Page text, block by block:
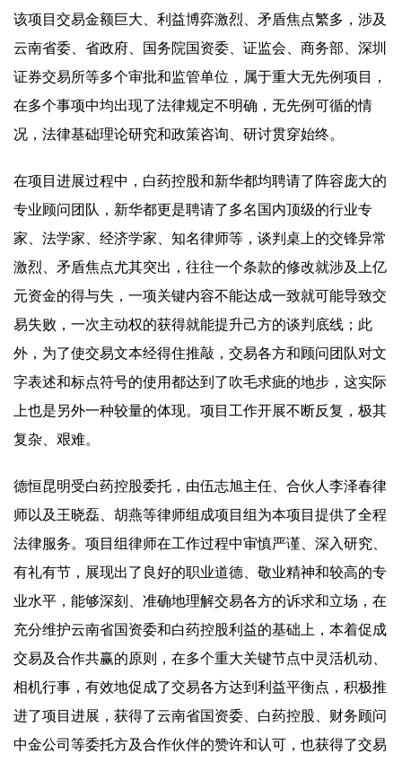
该项目交易金额巨大、利益博弈激烈、矛盾焦点繁多，涉及
云南省委、省政府、国务院国资委、证监会、商务部、深圳
证券交易所等多个审批和监管单位，属于重大无先例项目，
在多个事项中均出现了法律规定不明确，无先例可循的情
况，法律基础理论研究和政策咨询、研讨贯穿始终。
在项目进展过程中，白药控股和新华都均聘请了阵容庞大的
专业顾问团队，新华都更是聘请了多名国内顶级的行业专
家、法学家、经济学家、知名律师等，谈判桌上的交锋异常
激烈、矛盾焦点尤其突出，往往一个条款的修改就涉及上亿
元资金的得与失，一项关键内容不能达成一致就可能导致交
易失败，一次主动权的获得就能提升己方的谈判底线；此
外，为了使交易文本经得住推敲，交易各方和顾问团队对文
字表述和标点符号的使用都达到了吹毛求疵的地步，这实际
上也是另外一种较量的体现。项目工作开展不断反复，极其
复杂、艰难。
德恒昆明受白药控股委托，由伍志旭主任、合伙人李泽春律
师以及王晓磊、胡燕等律师组成项目组为本项目提供了全程
法律服务。项目组律师在工作过程中审慎严谨、深入研究、
有礼有节，展现出了良好的职业道德、敬业精神和较高的专
业水平，能够深刻、准确地理解交易各方的诉求和立场，在
充分维护云南省国资委和白药控股利益的基础上，本着促成
交易及合作共赢的原则，在多个重大关键节点中灵活机动、
相机行事，有效地促成了交易各方达到利益平衡点，积极推
进了项目进展，获得了云南省国资委、白药控股、财务顾问
中金公司等委托方及合作伙伴的赞许和认可，也获得了交易